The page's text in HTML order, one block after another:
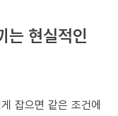
는 현실적인
잡으면 같은 조건에